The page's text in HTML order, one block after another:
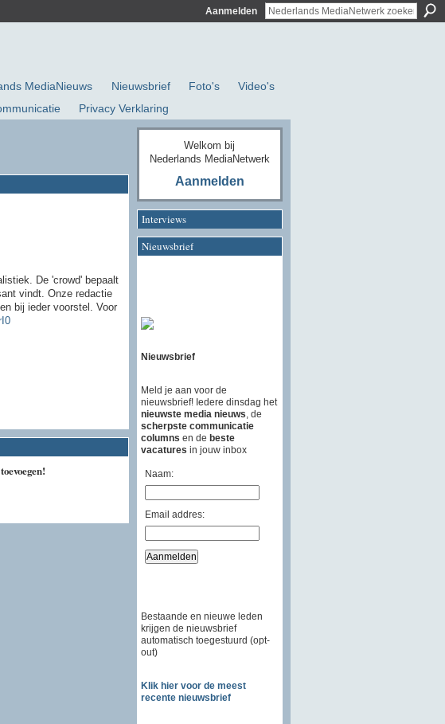
Aanmelden
MediaNieuws Nieuwsbrief Foto's
Video's
Privacy Verklaring
De 'crowd' bepaalt
vindt. Onze redactie
bij ieder voorstel. Voor
Welkom bij
Nederlands MediaNetwerk
Aanmelden
Interviews
Nieuwsbrief
Nieuwsbrief
Meld je aan voor de
nieuwsbrief! Iedere dinsdag het
nieuwste media nieuws , de
scherpste communicatie
columns en de beste
vacatures in jouw inbox
Naam:
Email addres:
Bestaande en nieuwe leden
krijgen de nieuwsbrief
automatisch toegestuurd (opt-
out)
Klik hier voor de meest
recente nieuwsbrief